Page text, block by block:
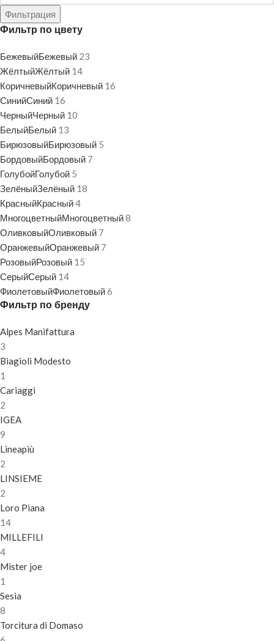
Фильтрация
Фильтр по цвету
БежевыйБежевый 23
ЖёлтыйЖёлтый 14
КоричневыйКоричневый 16
СинийСиний 16
ЧерныйЧерный 10
БелыйБелый 13
БирюзовыйБирюзовый 5
БордовыйБордовый 7
ГолубойГолубой 5
ЗелёныйЗелёный 18
КрасныйКрасный4
МногоцветныйМногоцветный8
ОливковыйОливковый 7
ОранжевыйОранжевый 7
РозовыйРозовый 15
СерыйСерый 14
ФиолетовыйФиолетовый6
Фильтр по бренду
Alpes Manifattura
3
Biagioli Modesto
1
Cariaggi
2
IGEA
9
Lineapiù
2
LINSIEME
2
Loro Piana
14
MILLEFILI
4
Mister joe
1
Sesia
8
Torcitura di Domaso